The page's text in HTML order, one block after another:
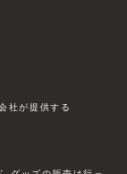
社が提供する